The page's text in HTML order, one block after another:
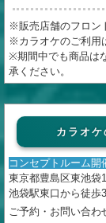
※販売店舗のフロン
※カラオケのご利用
※期間中でも商品は
承ください。
カラオ
コンセプトルーム開
東京都豊島区東池袋
池袋駅東口から徒歩
ご予約・お問い合わ